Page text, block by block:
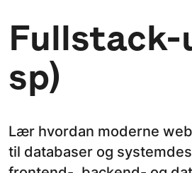
Fullstack-
sp)
Lær hvordan moderne
til databaser og